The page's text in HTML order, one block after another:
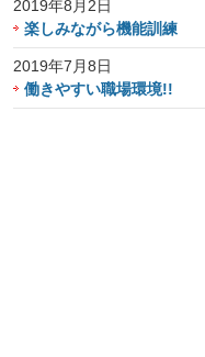
2019年8月2日
楽しみながら機能訓練
2019年7月8日
働きやすい職場環境!!